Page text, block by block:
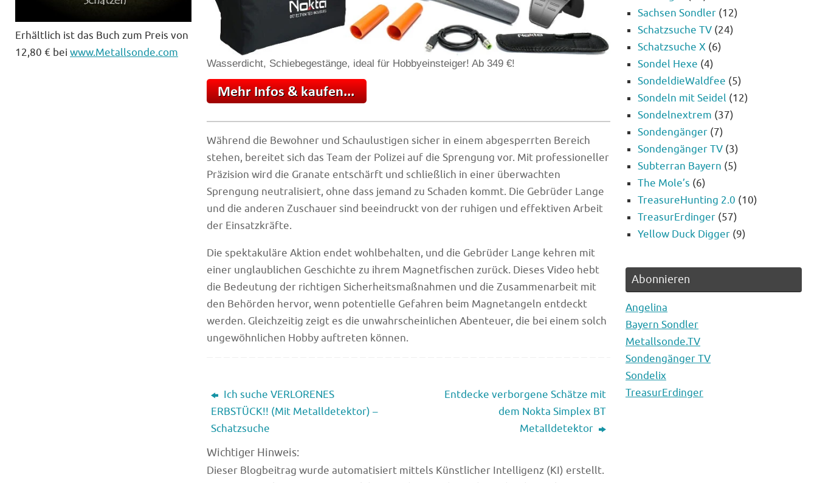
Wasserdicht, Schiebegestänge, ideal für Hobbyeinsteiger! Ab 349 €!
Während die Bewohner und Schaulustigen sicher in einem abgesperrten Bereich
stehen, bereitet sich das Team der Polizei auf die Sprengung vor. Mit professioneller
Präzision wird die Granate entschärft und schließlich in einer überwachten
Sprengung neutralisiert, ohne dass jemand zu Schaden kommt. Die Gebrüder Lange
und die anderen Zuschauer sind beeindruckt von der ruhigen und effektiven Arbeit
der Einsatzkräfte.
Die spektakuläre Aktion endet wohlbehalten, und die Gebrüder Lange kehren mit
einer unglaublichen Geschichte zu ihrem Magnetfischen zurück. Dieses Video hebt
die Bedeutung der richtigen Sicherheitsmaßnahmen und die Zusammenarbeit mit
den Behörden hervor, wenn potentielle Gefahren beim Magnetangeln entdeckt
werden. Gleichzeitig zeigt es die unwahrscheinlichen Abenteuer, die bei einem solch
ungewöhnlichen Hobby auftreten können.
Ich suche VERLORENES
ERBSTÜCK!! (Mit Metalldetektor) –
Schatzsuche
Entdecke verborgene Schätze mit
dem Nokta Simplex BT
Metalldetektor
Wichtiger Hinweis:
Dieser Blogbeitrag wurde automatisiert mittels Künstlicher Intelligenz (KI) erstellt.
Erhältlich ist das Buch zum Preis von
12,80 € bei www.Metallsonde.com
Sachsen Sondler (12)
Schatzsuche TV (24)
Schatzsuche X (6)
Sondel Hexe (4)
SondeldieWaldfee (5)
Sondeln mit Seidel (12)
Sondelnextrem (37)
Sondengänger (7)
Sondengänger TV (3)
Subterran Bayern (5)
The Mole’s (6)
TreasureHunting 2.0 (10)
TreasurErdinger (57)
Yellow Duck Digger (9)
Abonnieren
Angelina
Bayern Sondler
Metallsonde.TV
Sondengänger TV
Sondelix
TreasurErdinger